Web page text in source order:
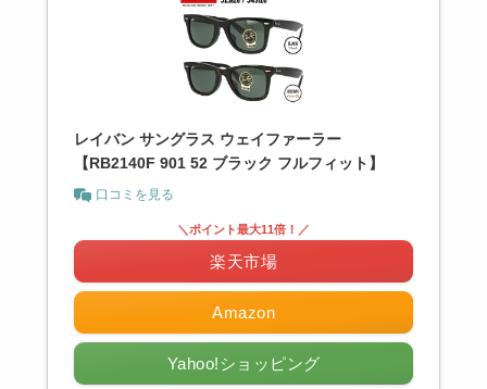
レイバン サングラス ウェイファーラー
【RB2140F 901 52 ブラック フルフィット】
口コミを見る
Amazon
＼ポイント最大11倍！／
楽天市場
Yahoo!ショッピング